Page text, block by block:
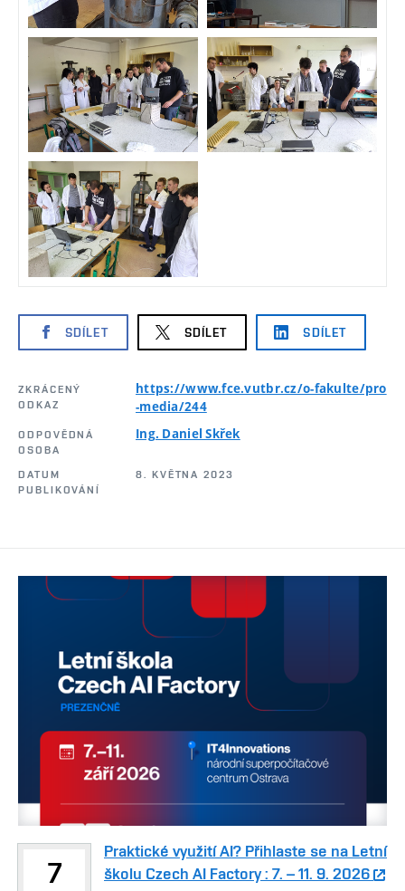
SDÍLET SDÍLET SDÍLET
ZKRÁCENÝ
ODKAZ
https://www.fce.vutbr.cz/o-fakulte/pro
-media/244
ODPOVĚDNÁ
OSOBA
Ing. Daniel Skřek
DATUM
PUBLIKOVÁNÍ
8. KVĚTNA 2023
7
Praktické využití AI? Přihlaste se na Letní
školu Czech AI Factory : 7. – 11. 9. 2026